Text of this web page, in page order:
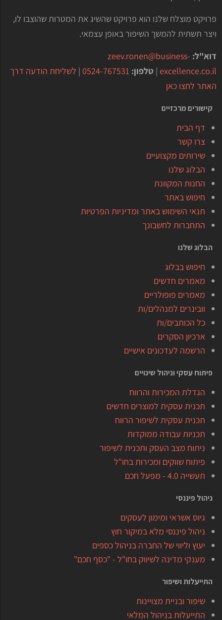
פרויקט מוצלח שלנו הוא פרויקט שהשיג את המטרות שהוצבו לו,
ויצר תשתית להמשך השיפור באופן עצמאי.
דוא"ל: zeev.ronen@business-
excellence.co.il
| טלפון: 0524-767531
| לשליחת הודעה דרך
האתר לחצו כאן
קישורים מרכזיים
דף הבית
צרו קשר
שירותים מקצועיים
הבלוג שלנו
החנות המקוונת
חיפוש באתר
תנאי השימוש באתר ומדיניות הפרטיות
התחברות לחשבונך
הבלוג שלנו
חיפוש בבלוג
מאמרים חדשים
מאמרים פופולריים
וובינרים למנהלים/ות
כל הכותבים/ות
ארכיון הסקרים
הרשמה לעדכונים אישיים
פיתוח עסקי וניהול שינויים
הגדלת המכירות והרווח
תכנית עסקית למוצרים חדשים
תכנית עסקית לשיפור הרווח
תכניות עבודה ממוקדות
ניתוח מצב העסק ותכנית לשיפור
פיתוח שווקים ומכירות בחו"ל
תעשייה 4.0 - מפעל חכם
ניהול פיננסי
גיוס אשראי ומימון לעסקים
ניהול פיננסי מלא במיקור חוץ
יעוץ וליווי של החברה בניהול כספים
מענקי מדינה לשיווק בחו"ל - "כסף חכם"
התייעלות ושיפור
שיפור ובניית מצויינות
התייעלות בניהול המלאי